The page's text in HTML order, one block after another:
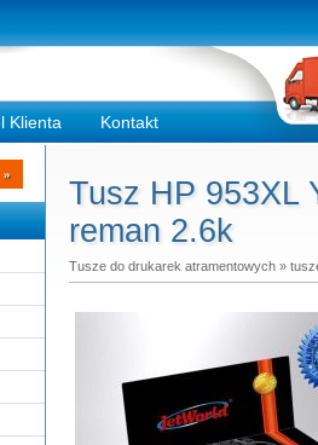
Klienta Kontakt
Tusz HP 953XL
reman 2.6k
Tusze do drukarek atramentowych »